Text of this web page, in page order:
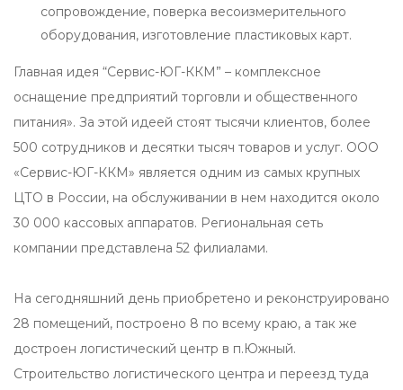
сопровождение, поверка весоизмерительного
оборудования, изготовление пластиковых карт.
Главная идея “Сервис-ЮГ-ККМ” – комплексное
оснащение предприятий торговли и общественного
питания». За этой идеей стоят тысячи клиентов, более
500 сотрудников и десятки тысяч товаров и услуг. ООО
«Сервис-ЮГ-ККМ» является одним из самых крупных
ЦТО в России, на обслуживании в нем находится около
30 000 кассовых аппаратов. Региональная сеть
компании представлена 52 филиалами.
На сегодняшний день приобретено и реконструировано
28 помещений, построено 8 по всему краю, а так же
достроен логистический центр в п.Южный.
Строительство логистического центра и переезд туда